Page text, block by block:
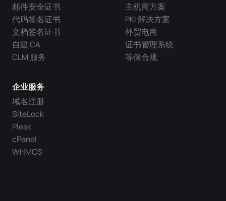
邮件安全证书
代码签名证书
文档签名证书
自建 CA
CLM 服务
企业服务
域名注册
SiteLock
Plesk
cPanel
WHMCS
主机商方案
PKI 解决方案
外贸电商
证书管理系统
等保合规